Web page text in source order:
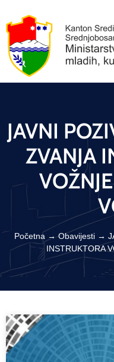
JAVNI
ZVANJA
Početna →Obavijesti→
INSTRUKTORA